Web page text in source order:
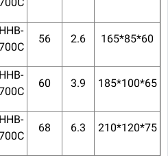
HHB-
56 2.6 165*85*60
HHB-
60 3.9 185*100*65
HHB-
68 6.3 210*120*75